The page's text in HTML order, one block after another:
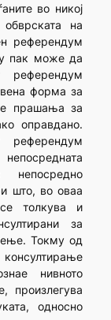
во никој
на
референдум
пак може да
референдум
форма за
прашања за
оправдано.
референдум
непосредно
што, во оваа
толкува и
за
Токму од
нивното
произлегува
односно